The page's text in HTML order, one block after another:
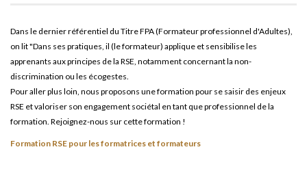
Dans le dernier référentiel du Titre FPA (Formateur professionnel d'Adultes),
on lit "Dans ses pratiques, il (le formateur) applique et sensibilise les
apprenants aux principes de la RSE, notamment concernant la non-
discrimination ou les écogestes.
Pour aller plus loin, nous proposons une formation pour se saisir des enjeux
RSE et valoriser son engagement sociétal en tant que professionnel de la
formation. Rejoignez-nous sur cette formation !
Formation RSE pour les formatrices et formateurs